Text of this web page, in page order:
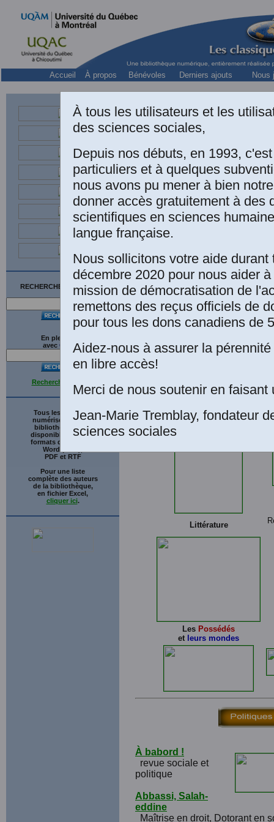
Accueil À propos Bénévoles Derniers ajouts Nous
RECHERCHE SUR LE SITE
En plein texte
avec G gle
Recherche avancée
Tous les ouvrages
numérisés de cette
bibliothèque sont
disponibles en trois
formats de fichiers :
Word (.doc),
PDF et RTF
Pour une liste
complète des auteurs
de la bibliothèque,
en fichier Excel,
cliquer ici.
A B C D E F
Brisson, Chantale
chercheure, Université Laval
Anthropologie
Civilisation et politique
Droit et pensée juridique
Littérature
Les Possédés
et leurs mondes
À babord !
revue sociale et
politique
Abbassi, Salah-
eddine
Maîtrise en droit, Dotorant en
À tous les utilisateurs et les
des sciences sociales,
Depuis nos débuts, en 1993,
particuliers et à quelques
nous avons pu mener à bien
donner accès gratuitement à des
scientifiques en sciences
langue française.
Nous sollicitons votre aide durant
décembre 2020 pour nous aider
mission de démocratisation de
remettons des reçus officiels de
pour tous les dons canadiens de
Aidez-nous à assurer la
en libre accès!
Merci de nous soutenir en faisant
Jean-Marie Tremblay, fondateur
sciences sociales